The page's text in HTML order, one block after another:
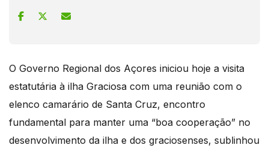
O Governo Regional dos Açores iniciou hoje a visita
estatutária à ilha Graciosa com uma reunião com o
elenco camarário de Santa Cruz, encontro
fundamental para manter uma “boa cooperação” no
desenvolvimento da ilha e dos graciosenses, sublinhou